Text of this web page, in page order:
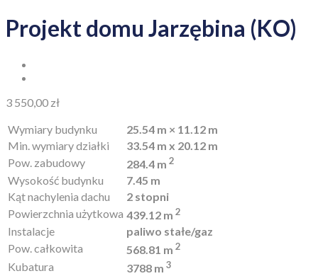
Projekt domu Jarzębina (KO)
3 550,00 zł
Wymiary budynku
25.54 m × 11.12 m
Min. wymiary działki
33.54 m x 20.12 m
Pow. zabudowy
284.4 m 2
Wysokość budynku
7.45 m
Kąt nachylenia dachu
2 stopni
Powierzchnia użytkowa 439.12 m 2
Instalacje
paliwo stałe/gaz
Pow. całkowita
568.81 m 2
Kubatura 3788 m 3